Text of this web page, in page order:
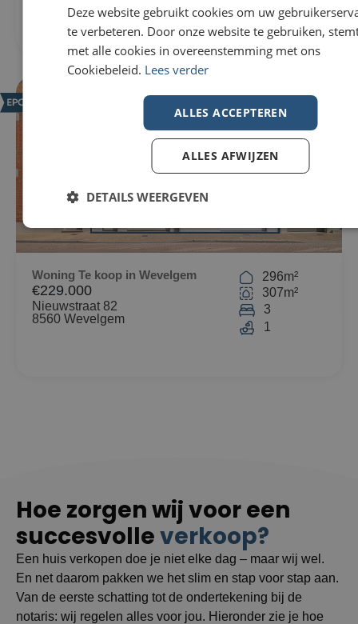
Woning Te koop in Wevelgem
€229.000
Nieuwstraat 82
8560 Wevelgem
296m²
307m²
3
1
Hoe zorgen wij voor een
succesvolleverkoop?
Een huis verkopen doe je niet elke dag – maar wij wel.
En net daarom pakken we het slim en stap voor stap aan.
Van de eerste schatting tot de ondertekening bij de
notaris: wij regelen alles voor jou. Hieronder zie je hoe
Deze website gebruikt cookies om uw
te verbeteren. Door onze website te gebruiken,
met alle cookies in overeenstemming met ons
Cookiebeleid. Lees verder
ALLES ACCEPTEREN
ALLES AFWIJZEN
DETAILS WEERGEVEN